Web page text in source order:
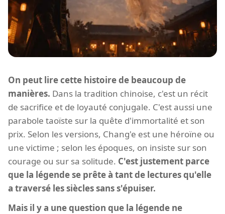
On peut lire cette histoire de beaucoup de
manières. Dans la tradition chinoise, c'est un récit
de sacrifice et de loyauté conjugale. C'est aussi une
parabole taoïste sur la quête d'immortalité et son
prix. Selon les versions, Chang'e est une héroïne ou
une victime ; selon les époques, on insiste sur son
courage ou sur sa solitude. C'est justement parce
que la légende se prête à tant de lectures qu'elle
a traversé les siècles sans s'épuiser.
Mais il y a une question que la légende ne